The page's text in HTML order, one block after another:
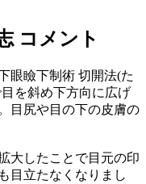
コメント
眼瞼下制術 切開法(た
を斜め下方向に広げ
目尻や目の下の皮膚の
大したことで目元の印
目立たなくなりまし